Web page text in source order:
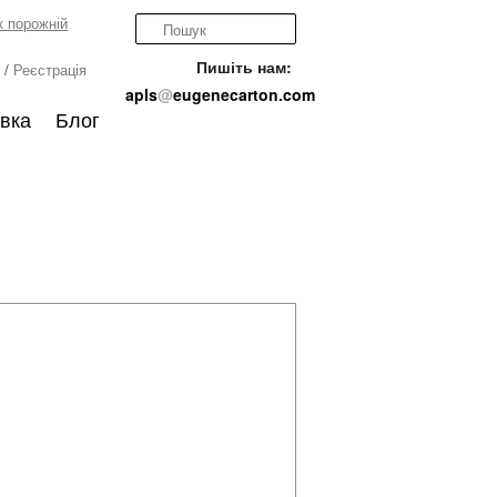
Блог
порожній
/ Реєстрація
Пишіть нам:
apls@eugenecarton.com